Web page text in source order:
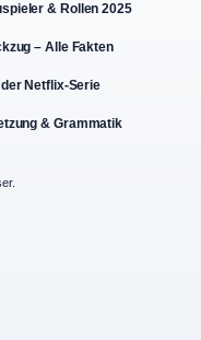
& Rollen 2025
– Alle Fakten
Netflix-Serie
& Grammatik